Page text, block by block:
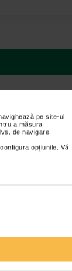
pe site-ul
a măsura
de navigare.
opțiunile. Vă